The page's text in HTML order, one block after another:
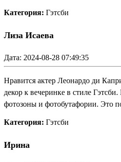
Категория: Гэтсби
Лиза Исаева
Дата: 2024-08-28 07:49:35
Нравится актер Леонардо ди
декор к вечеринке в стиле
фотозоны и фотобутафории. Это
Категория: Гэтсби
Ирина